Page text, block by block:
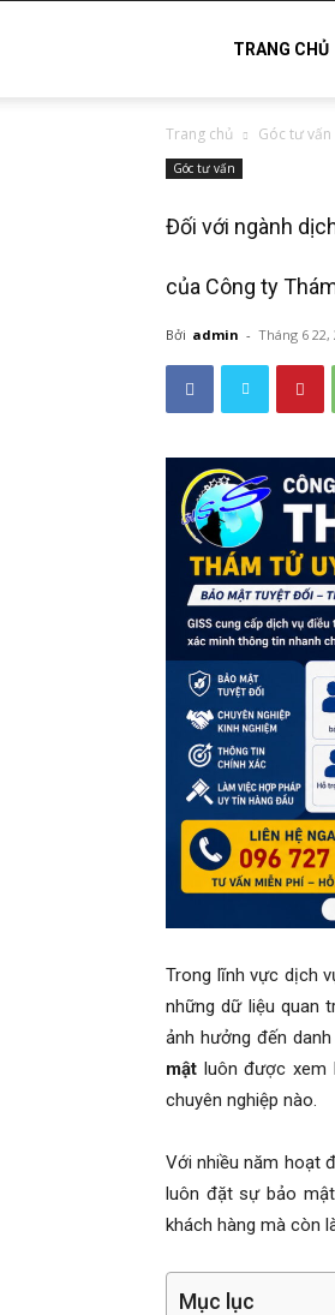
tử
Hải
Phòng,
Hai
Phong,
thám
Giss
Hải
phòng,
tham
TRANG CHỦ
Trang chủ Góc tư vấn
Góc tư vấn
Đối với ngành
của Công ty
Bởi admin - Tháng 6 22,
Trong lĩnh vực dịch
những dữ liệu quan
ảnh hưởng đến
mật luôn được xem
chuyên nghiệp nào.
Với nhiều năm hoạt
luôn đặt sự bảo
khách hàng mà còn
Mục lục